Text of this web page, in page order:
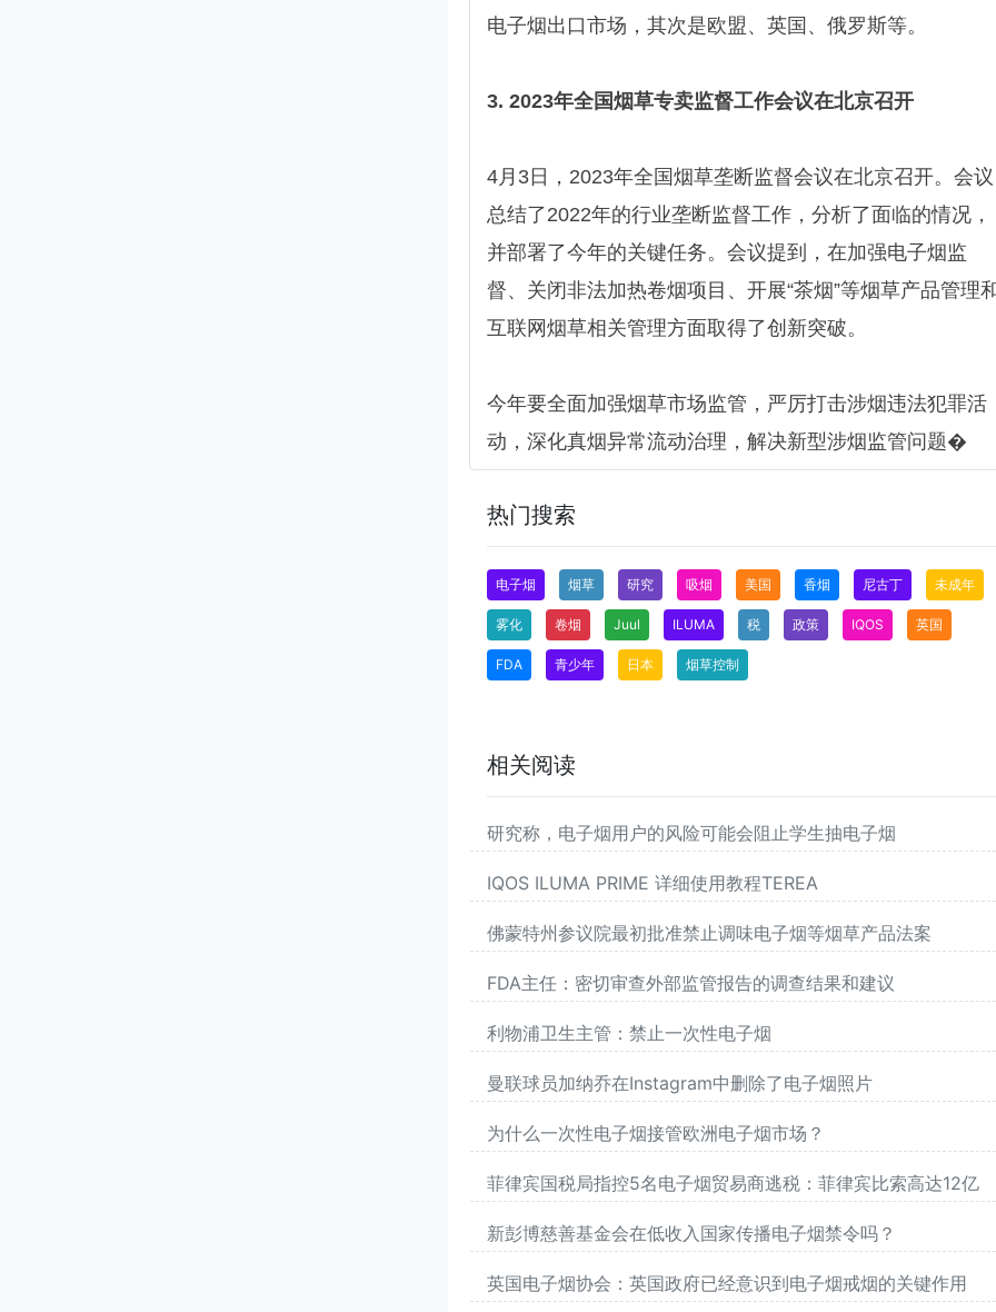
电子烟出口市场，其次是欧盟、英国、俄罗斯等。
3. 2023年全国烟草专卖监督工作会议在北京召开
4月3日，2023年全国烟草垄断监督会议在北京召开。会议
总结了2022年的行业垄断监督工作，分析了面临的情况，
并部署了今年的关键任务。会议提到，在加强电子烟监
督、关闭非法加热卷烟项目、开展“茶烟”等烟草产品管理
互联网烟草相关管理方面取得了创新突破。
今年要全面加强烟草市场监管，严厉打击涉烟违法犯罪活
动，深化真烟异常流动治理，解决新型涉烟监管问题�
热门搜索
电子烟 烟草 研究 吸烟 美国 香烟 尼古丁 未成年
雾化 卷烟 Juul ILUMA 税 政策 IQOS 英国
FDA 青少年 日本 烟草控制
相关阅读
研究称，电子烟用户的风险可能会阻止学生抽电子烟
IQOS ILUMA PRIME 详细使用教程TEREA
佛蒙特州参议院最初批准禁止调味电子烟等烟草产品法案
FDA主任：密切审查外部监管报告的调查结果和建议
利物浦卫生主管：禁止一次性电子烟
曼联球员加纳乔在Instagram中删除了电子烟照片
为什么一次性电子烟接管欧洲电子烟市场？
菲律宾国税局指控5名电子烟贸易商逃税：菲律宾比索高达12亿
新彭博慈善基金会在低收入国家传播电子烟禁令吗？
英国电子烟协会：英国政府已经意识到电子烟戒烟的关键作用